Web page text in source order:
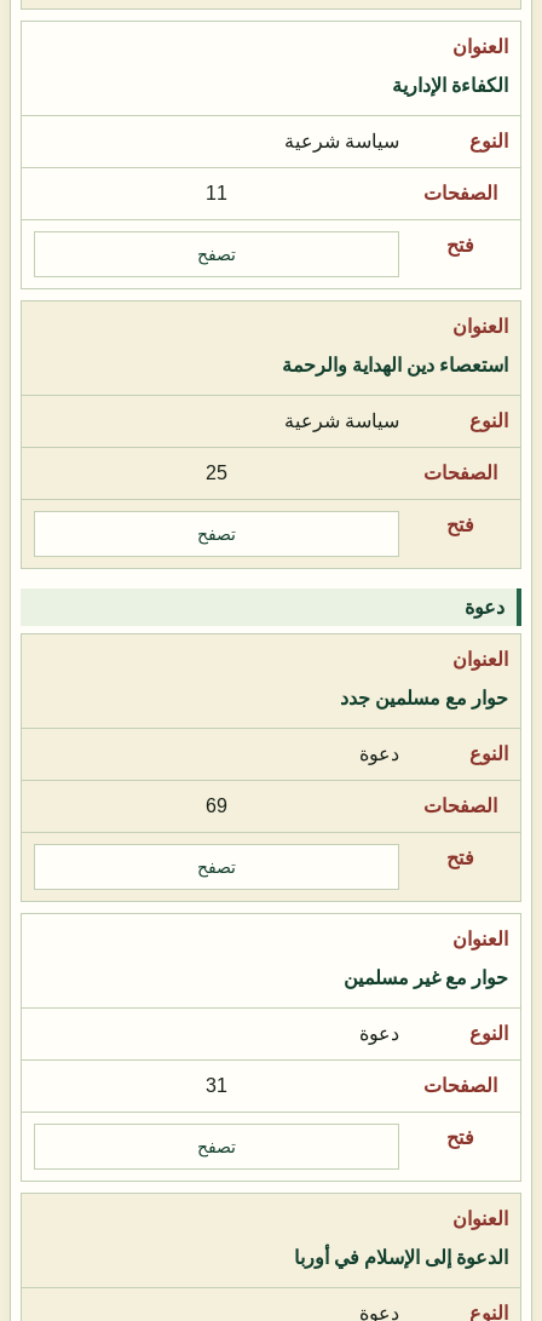
الكفاءة الإدارية
سياسة شرعية
11
تصفح
استعصاء دين الهداية والرحمة
سياسة شرعية
25
تصفح
دعوة
حوار مع مسلمين جدد
دعوة
69
تصفح
حوار مع غير مسلمين
دعوة
31
تصفح
الدعوة إلى الإسلام في أوربا
دعوة